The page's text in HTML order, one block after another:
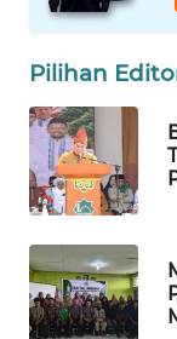
Pilihan
SPORT
WAHANA
UMKM
SELEB
WAHANA